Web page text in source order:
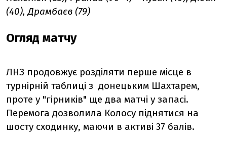
(40), Драмбаєв (79)
Огляд матчу
ЛНЗ продовжує розділяти перше місце в
турнірній таблиці з донецьким Шахтарем,
проте у "гірників" ще два матчі у запасі.
Перемога дозволила Колосу піднятися на
шосту сходинку, маючи в активі 37 балів.